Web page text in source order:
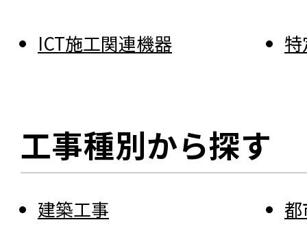
ICT施工関連機器
工事種別から探す
建築工事